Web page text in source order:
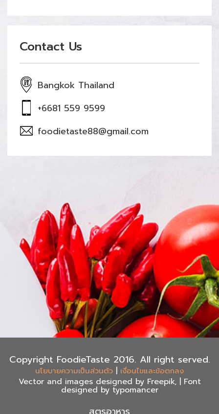
Contact Us
Bangkok Thailand
+6681 559 9599
foodietaste88@gmail.com
Copyright FoodieTaste 2016. All right served.
นโยบายความเป็นส่วนตัว | เงื่อนไขและข้อตกลง
Vector and images designed by Freepik, | Font
designed by typomancer